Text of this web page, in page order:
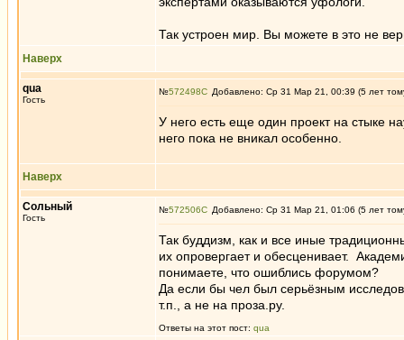
Так устроен мир. Вы можете в это не
Наверх
qua
Гость
№572498 Добавлено: Ср 31 Мар 21, 00:39 (5 лет
У него есть еще один проект на стыке
него пока не вникал особенно.
Наверх
Сольный
Гость
№572506 Добавлено: Ср 31 Мар 21, 01:06 (5 лет
Так буддизм, как и все иные
их опровергает и обесценивает.
понимаете, что ошиблись форумом?
Да если бы чел был серьёзным
т.п., а не на проза.ру.
Ответы на этот пост: qua